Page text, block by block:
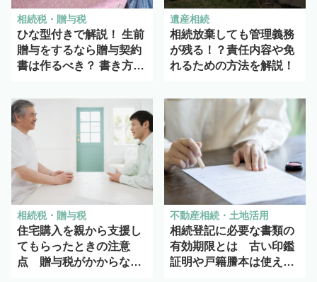
相続税・贈与税
ひな型付きで解説！ 生前
贈与をするなら贈与契約
書は作るべき？ 書き方と
遺産相続
相続放棄しても管理義務
が残る！？責任内容や免
れるための方法を解説！
相続税・贈与税
住宅購入を親から支援し
てもらったときの注意
点 贈与税がかからなく
不動産相続・土地活用
相続登記に必要な書類の
有効期限とは 古い印鑑
証明や戸籍謄本は使え